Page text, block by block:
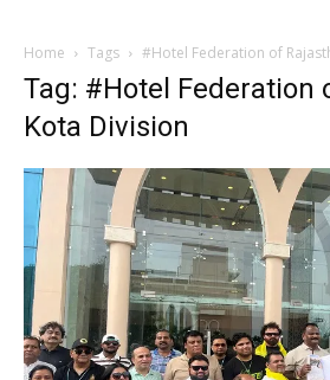
Home Tags #Hotel Federation of
Tag: #Hotel Federation
Kota Division